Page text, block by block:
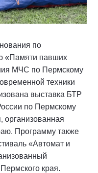
по
«Памяти павших
МЧС по Пермскому
техники
выставка БТР
по Пермскому
организованная
Программу также
«Автомат и
края.